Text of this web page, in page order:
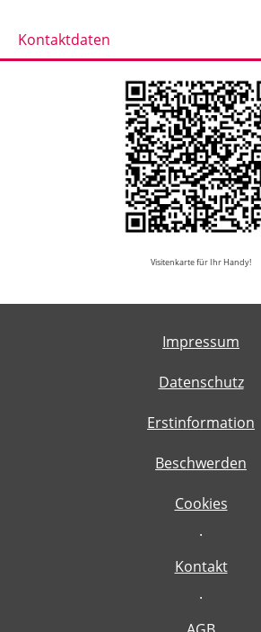
Kontaktdaten
Visitenkarte für Ihr Handy!
Impressum
Datenschutz
Erstinformation
Beschwerden
Cookies
·
Kontakt
·